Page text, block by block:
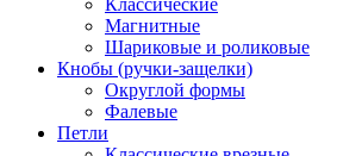
Классические
Магнитные
Шариковые и роликовые
Кнобы (ручки-защелки)
Округлой формы
Фалевые
Петли